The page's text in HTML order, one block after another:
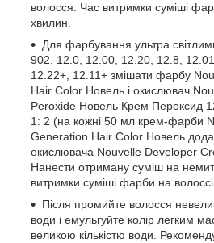
волосся. Час витримки суміші
хвилин.
Для фарбування ультра
902, 12.0, 12.00, 12.20, 12.8,
12.22+, 12.11+ змішати фарбу
Hair Color Новель і окислювач
Peroxide Новель Крем Пероксид
1: 2 (на кожні 50 мл крем-фарби
Generation Hair Color Новель
окислювача Nouvelle Developer
Нанести отриману суміш на
витримки суміші фарби на
Після промийте волосся
води і емульгуйте колір легким
великою кількістю води.